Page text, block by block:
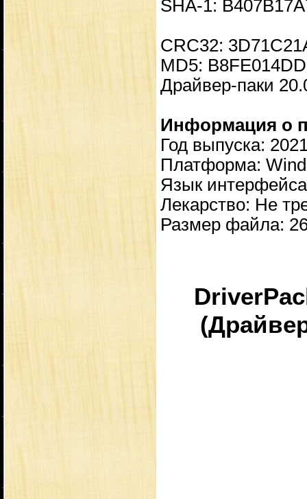
SHA-1:
CRC32:
MD5:
Драйвер-паки
Информация о
Год выпуска:
Платформа:
Язык
Лекарство: Не
Размер файла: